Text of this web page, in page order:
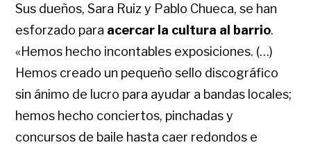
Sus dueños, Sara Ruiz y Pablo Chueca, se han
esforzado para acercar la cultura al barrio.
«Hemos hecho incontables exposiciones. (…)
Hemos creado un pequeño sello discográfico
sin ánimo de lucro para ayudar a bandas locales;
hemos hecho conciertos, pinchadas y
concursos de baile hasta caer redondos e